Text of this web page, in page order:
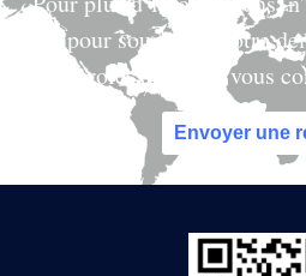
ici pour soumettre votre
professionnelle vous
Envoyer une